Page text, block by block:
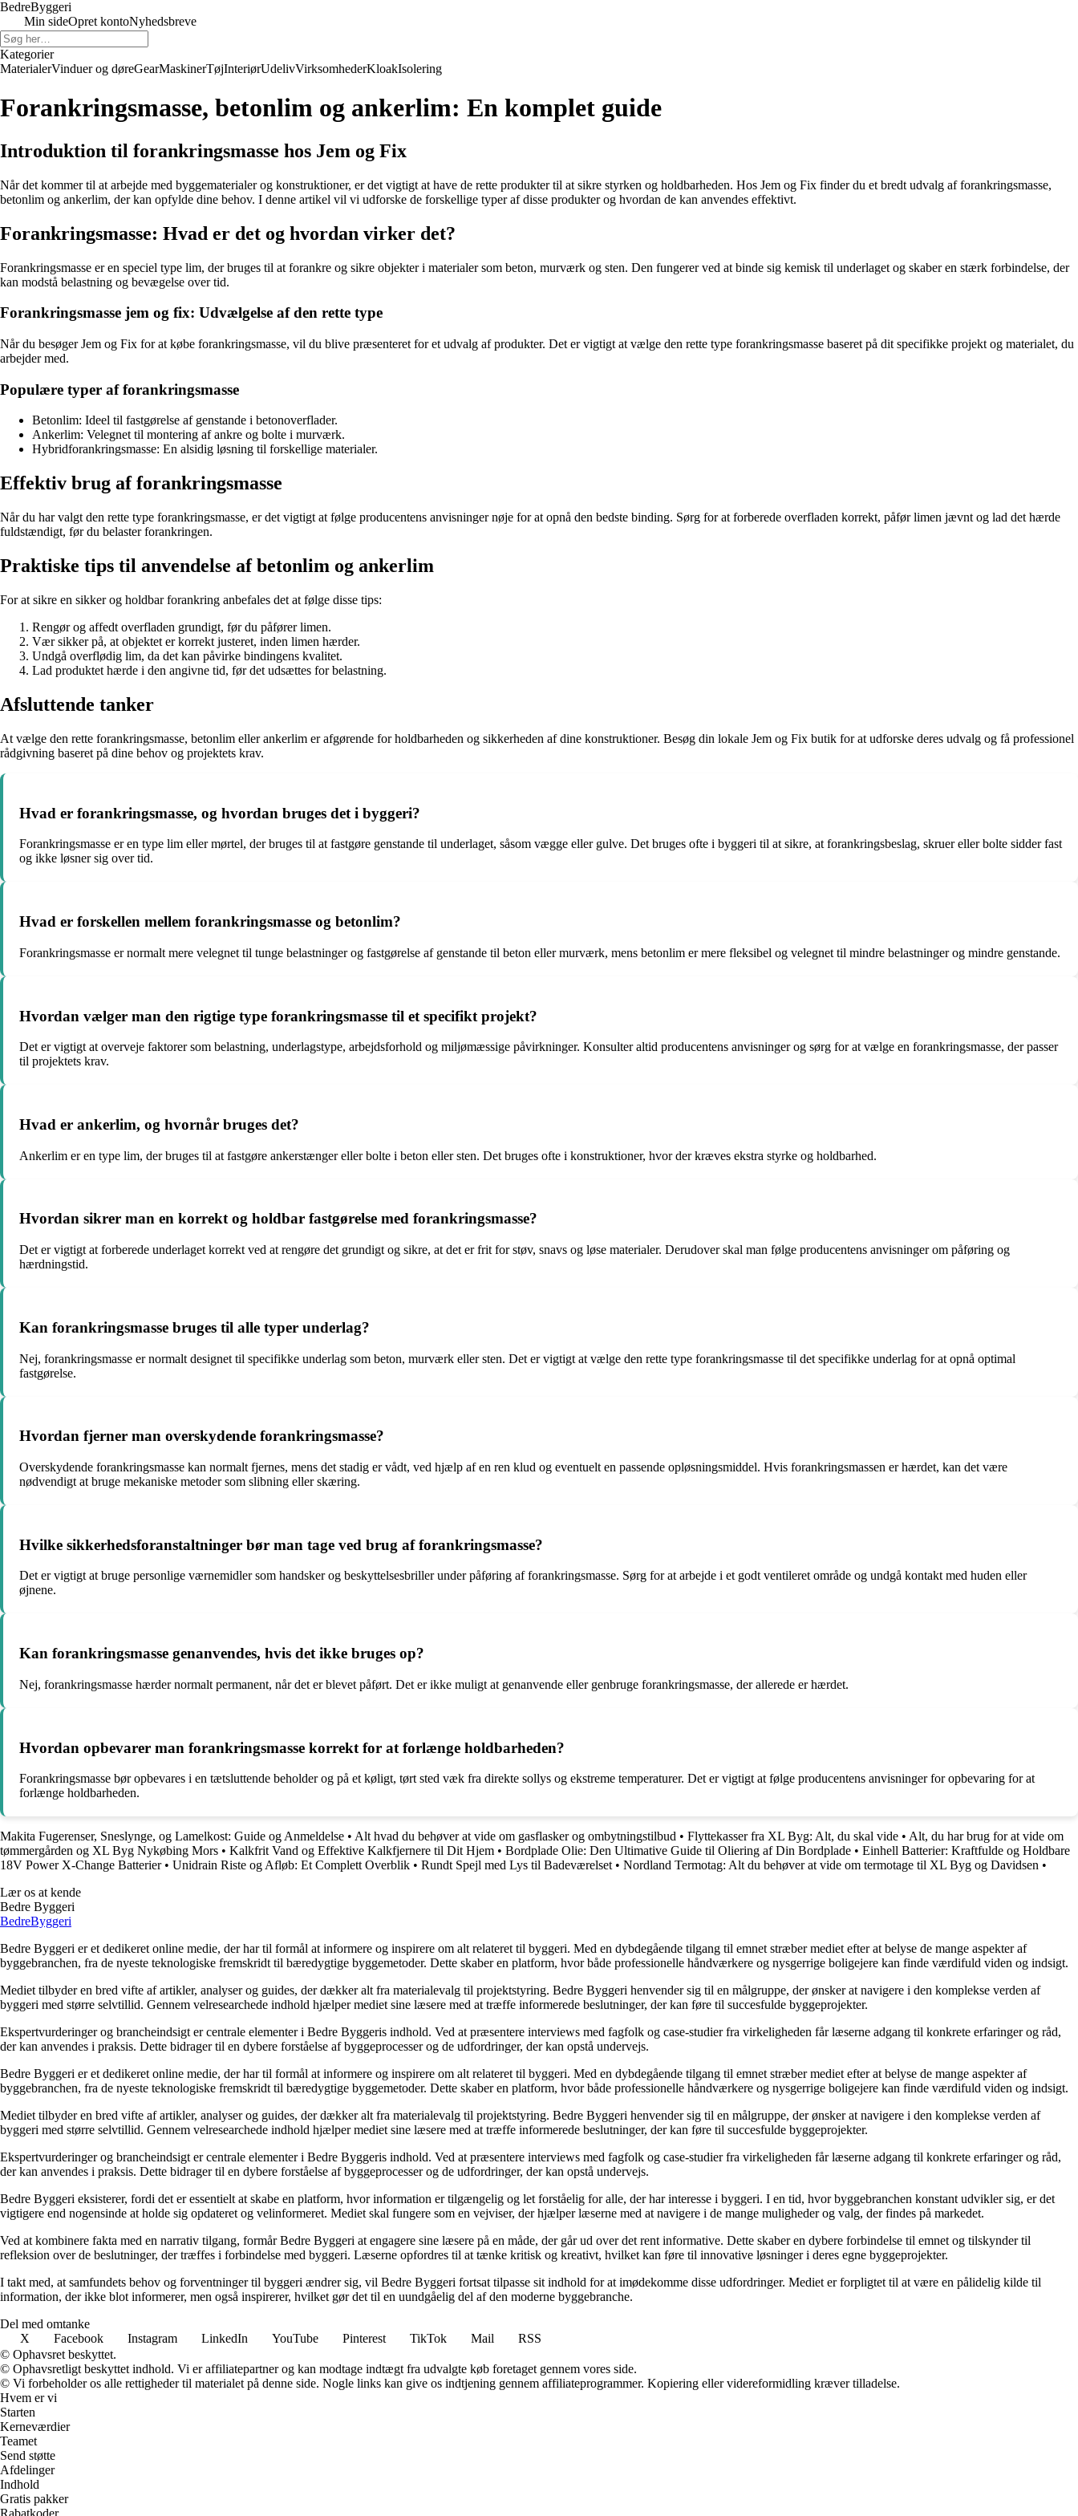
BedreByggeri
Min sideOpret kontoNyhedsbreve
Kategorier
MaterialerVinduer og døreGearMaskinerTøjInteriørUdelivVirksomhederKloakIsolering
Forankringsmasse, betonlim og ankerlim: En komplet guide
Introduktion til forankringsmasse hos Jem og Fix
Når det kommer til at arbejde med byggematerialer og konstruktioner, er det vigtigt at have de rette produkter til at sikre styrken og holdbarheden. Hos Jem og Fix finder du et bredt udvalg af forankringsmasse,
betonlim og ankerlim, der kan opfylde dine behov. I denne artikel vil vi udforske de forskellige typer af disse produkter og hvordan de kan anvendes effektivt.
Forankringsmasse: Hvad er det og hvordan virker det?
Forankringsmasse er en speciel type lim, der bruges til at forankre og sikre objekter i materialer som beton, murværk og sten. Den fungerer ved at binde sig kemisk til underlaget og skaber en stærk forbindelse, der
kan modstå belastning og bevægelse over tid.
Forankringsmasse jem og fix: Udvælgelse af den rette type
Når du besøger Jem og Fix for at købe forankringsmasse, vil du blive præsenteret for et udvalg af produkter. Det er vigtigt at vælge den rette type forankringsmasse baseret på dit specifikke projekt og materialet, du
arbejder med.
Populære typer af forankringsmasse
Betonlim: Ideel til fastgørelse af genstande i betonoverflader.
Ankerlim: Velegnet til montering af ankre og bolte i murværk.
Hybridforankringsmasse: En alsidig løsning til forskellige materialer.
Effektiv brug af forankringsmasse
Når du har valgt den rette type forankringsmasse, er det vigtigt at følge producentens anvisninger nøje for at opnå den bedste binding. Sørg for at forberede overfladen korrekt, påfør limen jævnt og lad det hærde
fuldstændigt, før du belaster forankringen.
Praktiske tips til anvendelse af betonlim og ankerlim
For at sikre en sikker og holdbar forankring anbefales det at følge disse tips:
Rengør og affedt overfladen grundigt, før du påfører limen.
Vær sikker på, at objektet er korrekt justeret, inden limen hærder.
Undgå overflødig lim, da det kan påvirke bindingens kvalitet.
Lad produktet hærde i den angivne tid, før det udsættes for belastning.
Afsluttende tanker
At vælge den rette forankringsmasse, betonlim eller ankerlim er afgørende for holdbarheden og sikkerheden af dine konstruktioner. Besøg din lokale Jem og Fix butik for at udforske deres udvalg og få professionel
rådgivning baseret på dine behov og projektets krav.
Hvad er forankringsmasse, og hvordan bruges det i byggeri?
Forankringsmasse er en type lim eller mørtel, der bruges til at fastgøre genstande til underlaget, såsom vægge eller gulve. Det bruges ofte i byggeri til at sikre, at forankringsbeslag, skruer eller bolte sidder fast
og ikke løsner sig over tid.
Hvad er forskellen mellem forankringsmasse og betonlim?
Forankringsmasse er normalt mere velegnet til tunge belastninger og fastgørelse af genstande til beton eller murværk, mens betonlim er mere fleksibel og velegnet til mindre belastninger og mindre genstande.
Hvordan vælger man den rigtige type forankringsmasse til et specifikt projekt?
Det er vigtigt at overveje faktorer som belastning, underlagstype, arbejdsforhold og miljømæssige påvirkninger. Konsulter altid producentens anvisninger og sørg for at vælge en forankringsmasse, der passer
til projektets krav.
Hvad er ankerlim, og hvornår bruges det?
Ankerlim er en type lim, der bruges til at fastgøre ankerstænger eller bolte i beton eller sten. Det bruges ofte i konstruktioner, hvor der kræves ekstra styrke og holdbarhed.
Hvordan sikrer man en korrekt og holdbar fastgørelse med forankringsmasse?
Det er vigtigt at forberede underlaget korrekt ved at rengøre det grundigt og sikre, at det er frit for støv, snavs og løse materialer. Derudover skal man følge producentens anvisninger om påføring og
hærdningstid.
Kan forankringsmasse bruges til alle typer underlag?
Nej, forankringsmasse er normalt designet til specifikke underlag som beton, murværk eller sten. Det er vigtigt at vælge den rette type forankringsmasse til det specifikke underlag for at opnå optimal
fastgørelse.
Hvordan fjerner man overskydende forankringsmasse?
Overskydende forankringsmasse kan normalt fjernes, mens det stadig er vådt, ved hjælp af en ren klud og eventuelt en passende opløsningsmiddel. Hvis forankringsmassen er hærdet, kan det være
nødvendigt at bruge mekaniske metoder som slibning eller skæring.
Hvilke sikkerhedsforanstaltninger bør man tage ved brug af forankringsmasse?
Det er vigtigt at bruge personlige værnemidler som handsker og beskyttelsesbriller under påføring af forankringsmasse. Sørg for at arbejde i et godt ventileret område og undgå kontakt med huden eller
øjnene.
Kan forankringsmasse genanvendes, hvis det ikke bruges op?
Nej, forankringsmasse hærder normalt permanent, når det er blevet påført. Det er ikke muligt at genanvende eller genbruge forankringsmasse, der allerede er hærdet.
Hvordan opbevarer man forankringsmasse korrekt for at forlænge holdbarheden?
Forankringsmasse bør opbevares i en tætsluttende beholder og på et køligt, tørt sted væk fra direkte sollys og ekstreme temperaturer. Det er vigtigt at følge producentens anvisninger for opbevaring for at
forlænge holdbarheden.
Makita Fugerenser, Sneslynge, og Lamelkost: Guide og Anmeldelse • Alt hvad du behøver at vide om gasflasker og ombytningstilbud • Flyttekasser fra XL Byg: Alt, du skal vide • Alt, du har brug for at vide om
tømmergården og XL Byg Nykøbing Mors • Kalkfrit Vand og Effektive Kalkfjernere til Dit Hjem • Bordplade Olie: Den Ultimative Guide til Oliering af Din Bordplade • Einhell Batterier: Kraftfulde og Holdbare
18V Power X-Change Batterier• Unidrain Riste og Afløb: Et Complett Overblik • Rundt Spejl med Lys til Badeværelset • Nordland Termotag: Alt du behøver at vide om termotage til XL Byg og Davidsen •
Lær os at kende
Bedre Byggeri
BedreByggeri
Bedre Byggeri er et dedikeret online medie, der har til formål at informere og inspirere om alt relateret til byggeri. Med en dybdegående tilgang til emnet stræber mediet efter at belyse de mange aspekter af
byggebranchen, fra de nyeste teknologiske fremskridt til bæredygtige byggemetoder. Dette skaber en platform, hvor både professionelle håndværkere og nysgerrige boligejere kan finde værdifuld viden og indsigt.
Mediet tilbyder en bred vifte af artikler, analyser og guides, der dækker alt fra materialevalg til projektstyring. Bedre Byggeri henvender sig til en målgruppe, der ønsker at navigere i den komplekse verden af
byggeri med større selvtillid. Gennem velresearchede indhold hjælper mediet sine læsere med at træffe informerede beslutninger, der kan føre til succesfulde byggeprojekter.
Ekspertvurderinger og brancheindsigt er centrale elementer i Bedre Byggeris indhold. Ved at præsentere interviews med fagfolk og case-studier fra virkeligheden får læserne adgang til konkrete erfaringer og råd,
der kan anvendes i praksis. Dette bidrager til en dybere forståelse af byggeprocesser og de udfordringer, der kan opstå undervejs.
Bedre Byggeri er et dedikeret online medie, der har til formål at informere og inspirere om alt relateret til byggeri. Med en dybdegående tilgang til emnet stræber mediet efter at belyse de mange aspekter af
byggebranchen, fra de nyeste teknologiske fremskridt til bæredygtige byggemetoder. Dette skaber en platform, hvor både professionelle håndværkere og nysgerrige boligejere kan finde værdifuld viden og indsigt.
Mediet tilbyder en bred vifte af artikler, analyser og guides, der dækker alt fra materialevalg til projektstyring. Bedre Byggeri henvender sig til en målgruppe, der ønsker at navigere i den komplekse verden af
byggeri med større selvtillid. Gennem velresearchede indhold hjælper mediet sine læsere med at træffe informerede beslutninger, der kan føre til succesfulde byggeprojekter.
Ekspertvurderinger og brancheindsigt er centrale elementer i Bedre Byggeris indhold. Ved at præsentere interviews med fagfolk og case-studier fra virkeligheden får læserne adgang til konkrete erfaringer og råd,
der kan anvendes i praksis. Dette bidrager til en dybere forståelse af byggeprocesser og de udfordringer, der kan opstå undervejs.
Bedre Byggeri eksisterer, fordi det er essentielt at skabe en platform, hvor information er tilgængelig og let forståelig for alle, der har interesse i byggeri. I en tid, hvor byggebranchen konstant udvikler sig, er det
vigtigere end nogensinde at holde sig opdateret og velinformeret. Mediet skal fungere som en vejviser, der hjælper læserne med at navigere i de mange muligheder og valg, der findes på markedet.
Ved at kombinere fakta med en narrativ tilgang, formår Bedre Byggeri at engagere sine læsere på en måde, der går ud over det rent informative. Dette skaber en dybere forbindelse til emnet og tilskynder til
refleksion over de beslutninger, der træffes i forbindelse med byggeri. Læserne opfordres til at tænke kritisk og kreativt, hvilket kan føre til innovative løsninger i deres egne byggeprojekter.
I takt med, at samfundets behov og forventninger til byggeri ændrer sig, vil Bedre Byggeri fortsat tilpasse sit indhold for at imødekomme disse udfordringer. Mediet er forpligtet til at være en pålidelig kilde til
information, der ikke blot informerer, men også inspirerer, hvilket gør det til en uundgåelig del af den moderne byggebranche.
Del med omtanke
X
Facebook Instagram LinkedIn YouTube Pinterest TikTok Mail
RSS
© Ophavsret beskyttet.
© Ophavsretligt beskyttet indhold. Vi er affiliatepartner og kan modtage indtægt fra udvalgte køb foretaget gennem vores side.
© Vi forbeholder os alle rettigheder til materialet på denne side. Nogle links kan give os indtjening gennem affiliateprogrammer. Kopiering eller videreformidling kræver tilladelse.
Hvem er vi
Starten
Kerneværdier
Teamet
Send støtte
Afdelinger
Indhold
Gratis pakker